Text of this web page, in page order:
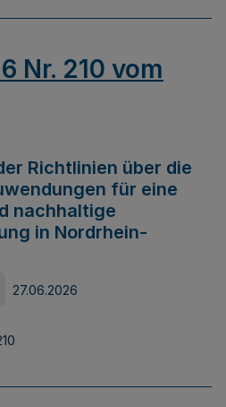
Nr. 210 vom
Richtlinien über die
für eine
nachhaltige
in Nordrhein-
27.06.2026